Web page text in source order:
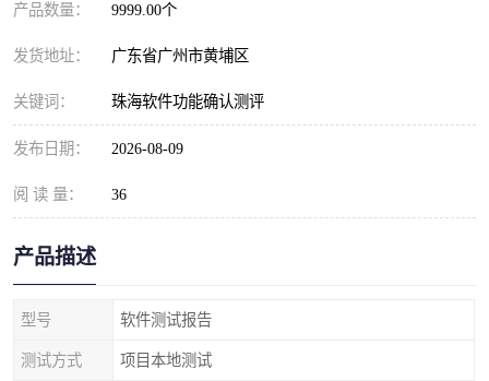
产品数量： 9999.00个
发货地址： 广东省广州市黄埔区
关键词： 珠海软件功能确认测评
发布日期： 2026-08-09
阅 读 量： 36
产品描述
型号 软件测试报告
测试方式 项目本地测试